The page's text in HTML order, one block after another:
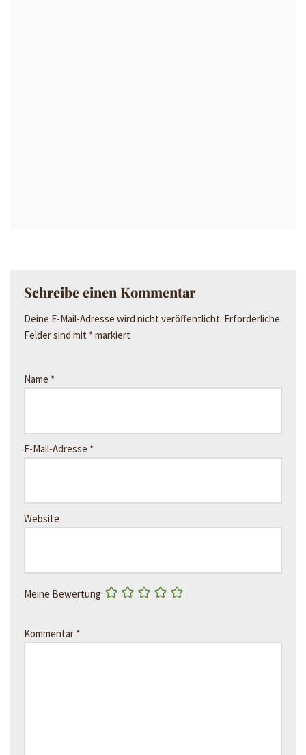
Schreibe einen Kommentar
Deine E-Mail-Adresse wird nicht veröffentlicht. Erforderliche
Felder sind mit *markiert
Name *
E-Mail-Adresse *
Website
Meine Bewertung
Kommentar *